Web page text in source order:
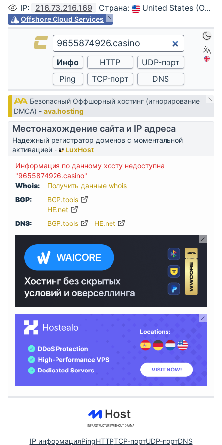
IP: 216.73.216.169 Страна: United States (Ohio, Columbus)
Offshore Cloud Services
Безопасный Оффшорный хостинг (игнорирование
DMCA) - ava.hosting
Местонахождение сайта и IP адреса
Надежный регистратор доменов с моментальной
активацией -
LuxHost
Информация по данному хосту недоступна
"9655874926.casino"
Whois:
Получить данные whois
BGP:
BGP.tools
HE.net
DNS:
BGP.tools HE.net
IP информацияPingHTTPTCP-портUDP-портDNS